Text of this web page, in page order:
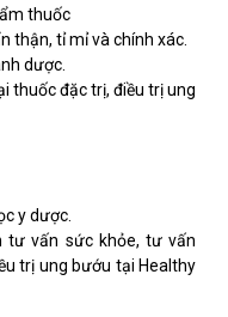
thuốc
thận, tỉ mỉ và chính xác.
dược.
thuốc đặc trị, điều trị ung
y dược.
tư vấn sức khỏe, tư vấn
trị ung bướu tại Healthy